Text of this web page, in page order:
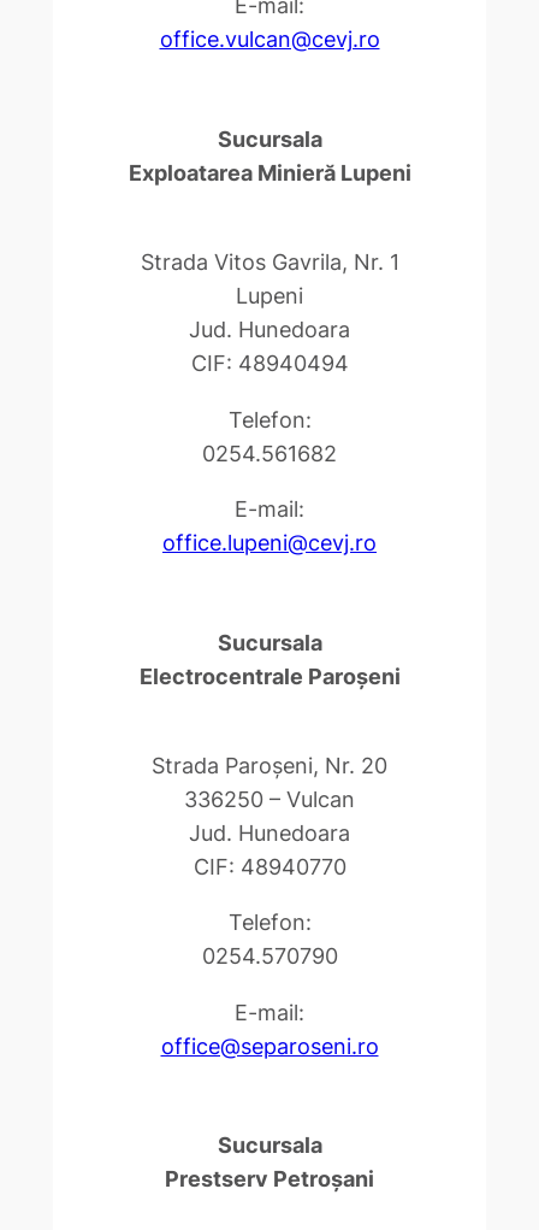
office.vulcan@cevj.ro
Sucursala
Exploatarea Minieră Lupeni
Strada Vitos Gavrila, Nr. 1
Lupeni
Jud. Hunedoara
CIF: 48940494
Telefon:
0254.561682
E-mail:
office.lupeni@cevj.ro
Sucursala
Electrocentrale Paroşeni
Strada Paroşeni, Nr. 20
336250 – Vulcan
Jud. Hunedoara
CIF: 48940770
Telefon:
0254.570790
E-mail:
office@separoseni.ro
Sucursala
Prestserv Petroşani